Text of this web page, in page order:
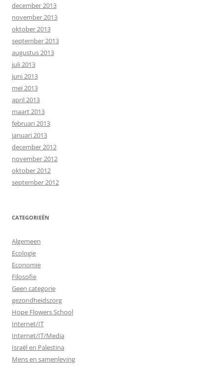
december 2013
november 2013
oktober 2013
september 2013
augustus 2013
juli 2013
juni 2013
mei 2013
april 2013
maart 2013
februari 2013
januari 2013
december 2012
november 2012
oktober 2012
september 2012
CATEGORIEËN
Algemeen
Ecologie
Economie
Filosofie
Geen categorie
gezondheidszorg
Hope Flowers School
Internet/IT
Internet/IT/Media
Israël en Palestina
Mens en samenleving